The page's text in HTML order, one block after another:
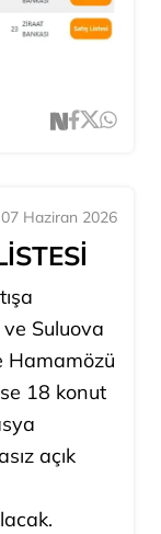
07 Haziran 2026
Suluova
Hamamözü
18 konut
açık